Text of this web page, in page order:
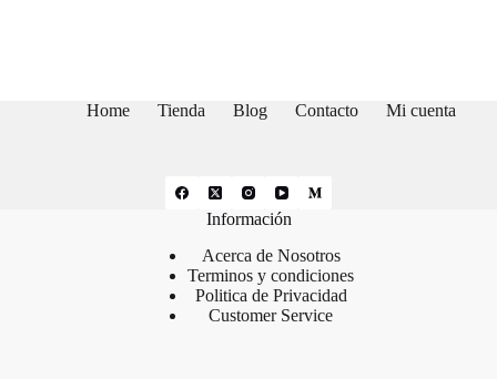
Home Tienda Blog Contacto Mi cuenta
Información
Acerca de Nosotros
Terminos y condiciones
Politica de Privacidad
Customer Service